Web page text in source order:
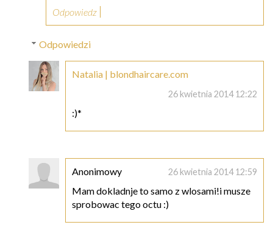
Odpowiedz
Odpowiedzi
Natalia | blondhaircare.com
26 kwietnia 2014 12:22
:)*
Anonimowy 26 kwietnia 2014 12:59
Mam dokladnje to samo z wlosami!i musze
sprobowac tego octu :)